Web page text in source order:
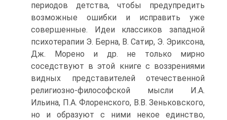
периодов детства, чтобы предупредить
возможные ошибки и исправить уже
совершенные. Идеи классиков западной
психотерапии Э. Берна, В. Сатир, Э. Эриксона,
Дж. Морено и др. не только мирно
соседствуют в этой книге с воззрениями
видных представителей отечественной
религиозно-философской мысли И.А.
Ильина, П.А. Флоренского, В.В. Зеньковского,
но и образуют с ними некое единство,